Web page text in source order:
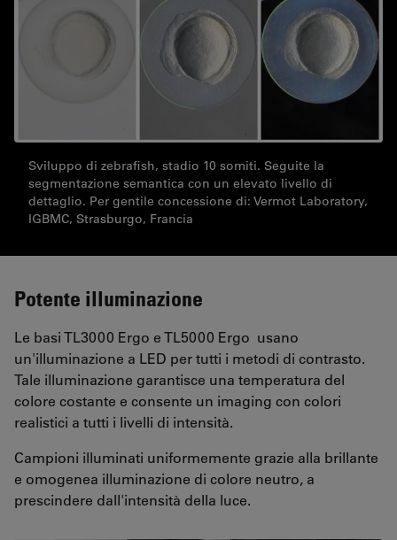
Sviluppo di zebrafish, stadio 10 somiti. Seguite la
segmentazione semantica con un elevato livello di
dettaglio. Per gentile concessione di: Vermot Laboratory,
IGBMC, Strasburgo, Francia
Potente illuminazione
Le basi TL3000 Ergo e TL5000 Ergo usano
un'illuminazione a LED per tutti i metodi di contrasto.
Tale illuminazione garantisce una temperatura del
colore costante e consente un imaging con colori
realistici a tutti i livelli di intensità.
Campioni illuminati uniformemente grazie alla brillante
e omogenea illuminazione di colore neutro, a
prescindere dall'intensità della luce.